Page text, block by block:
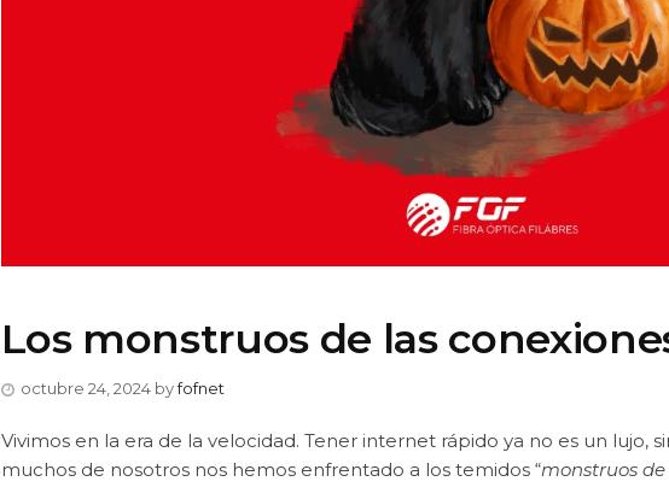
Los monstruos de las
octubre 24, 2024 byfofnet
Vivimos en la era de la velocidad. Tener internet rápido ya no es un lujo,
muchos de nosotros nos hemos enfrentado a los temidos “monstruos de